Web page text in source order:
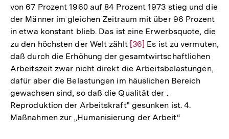
von 67 Prozent 1960 auf 84 Prozent 1973 stieg und die
der Männer im gleichen Zeitraum mit über 96 Prozent
in etwa konstant blieb. Das ist eine Erwerbsquote, die
zu den höchsten der Welt zählt Zur
Auflösung
der
Fußnote
[36] Es ist zu vermuten,
daß durch die Erhöhung der gesamtwirtschaftlichen
Arbeitszeit zwar nicht direkt die Arbeitsbelastungen,
dafür aber die Belastungen im häuslichen Bereich
gewachsen sind, so daß die Qualität der .
Reproduktion der Arbeitskraft" gesunken ist. 4.
Maßnahmen zur „Humanisierung der Arbeit“